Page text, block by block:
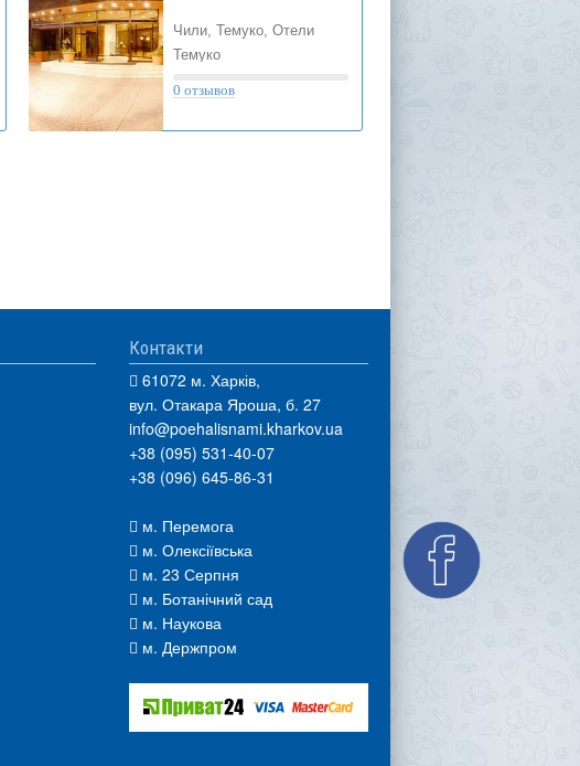
Чили, Темуко, Отели
Темуко
0 отзывов
Контакти
61072 м. Харків,
вул. Отакара Яроша, б. 27
info@poehalisnami.kharkov.ua
+38 (095) 531-40-07
+38 (096) 645-86-31
м. Перемога
м. Олексіївська
м. 23 Серпня
м. Ботанічний сад
м. Наукова
м. Держпром